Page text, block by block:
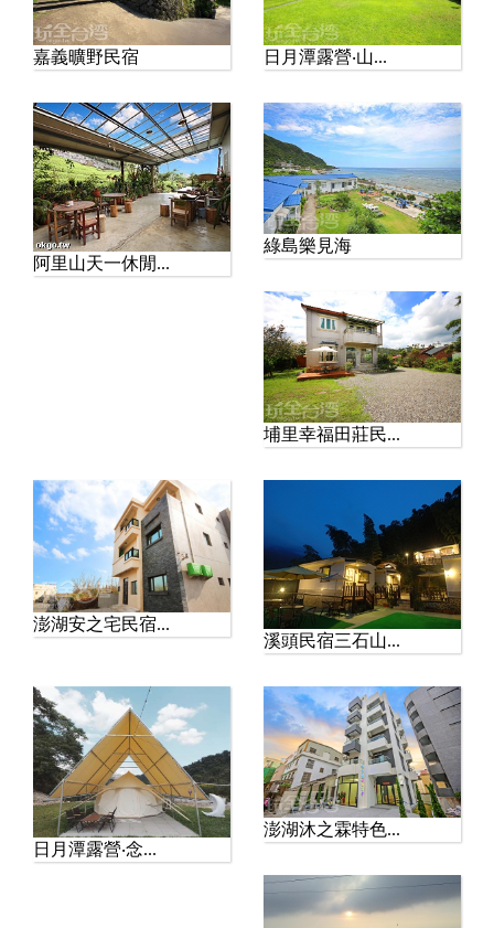
嘉義曠野民宿 日月潭露營‧山...
阿里山天一休閒...
綠島樂見海
埔里幸福田莊民...
澎湖安之宅民宿...
溪頭民宿三石山...
日月潭露營‧念...
澎湖沐之霖特色...